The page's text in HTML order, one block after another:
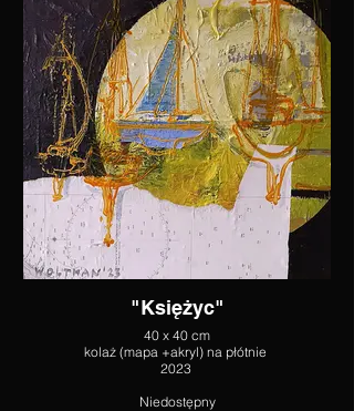
"Księżyc"
40 x 40 cm
kolaż (mapa +akryl) na płótnie
2023
Niedostępny